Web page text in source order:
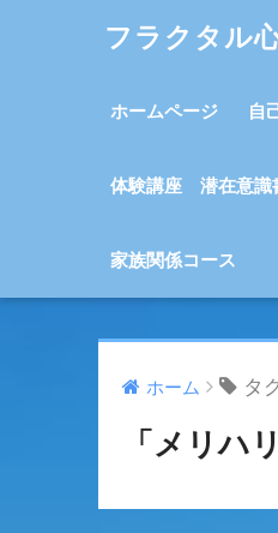
フラクタル
ホームページ 自
体験講座 潜在意識
家族関係コース
ホーム タ
「メリハ